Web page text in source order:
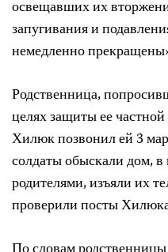
освещавших их
запугивания и
немедленно
Родственница,
целях защиты ее
Хилюк позвонил ей 3
солдаты обыскали дом,
родителями, изъяли их
проверили посты